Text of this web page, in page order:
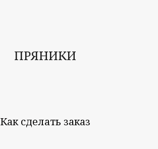
ПРЯНИКИ
Как сделать заказ